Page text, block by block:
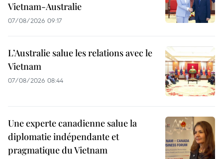
Vietnam-Australie
07/08/2026 09:17
L’Australie salue les relations avec le
Vietnam
07/08/2026 08:44
Une experte canadienne salue la
diplomatie indépendante et
pragmatique du Vietnam